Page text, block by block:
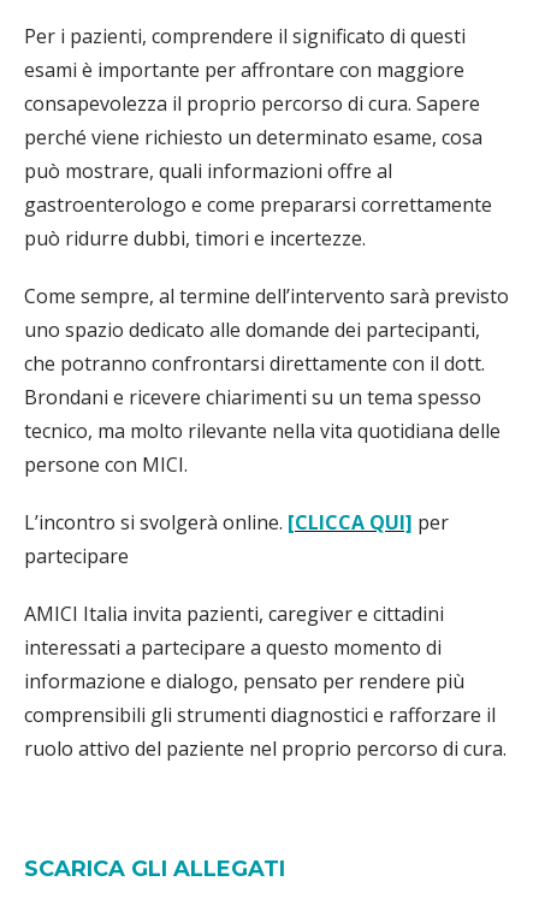
Per i pazienti, comprendere il significato di questi
esami è importante per affrontare con maggiore
consapevolezza il proprio percorso di cura. Sapere
perché viene richiesto un determinato esame, cosa
può mostrare, quali informazioni offre al
gastroenterologo e come prepararsi correttamente
può ridurre dubbi, timori e incertezze.
Come sempre, al termine dell’intervento sarà previsto
uno spazio dedicato alle domande dei partecipanti,
che potranno confrontarsi direttamente con il dott.
Brondani e ricevere chiarimenti su un tema spesso
tecnico, ma molto rilevante nella vita quotidiana delle
persone con MICI.
L’incontro si svolgerà online. [CLICCA QUI] per
partecipare
AMICI Italia invita pazienti, caregiver e cittadini
interessati a partecipare a questo momento di
informazione e dialogo, pensato per rendere più
comprensibili gli strumenti diagnostici e rafforzare il
ruolo attivo del paziente nel proprio percorso di cura.
SCARICA GLI ALLEGATI